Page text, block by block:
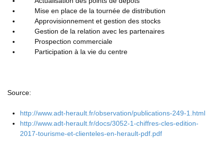
Mise en place de la tournée de distribution
Approvisionnement et gestion des stocks
Gestion de la relation avec les partenaires
Prospection commerciale
Participation à la vie du centre
Source:
http://www.adt-herault.fr/observation/publications-249-1.html
http://www.adt-herault.fr/docs/3052-1-chiffres-cles-edition-
2017-tourisme-et-clienteles-en-herault-pdf.pdf